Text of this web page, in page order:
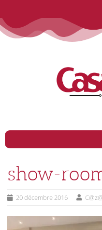
show-
20 décembre 2016